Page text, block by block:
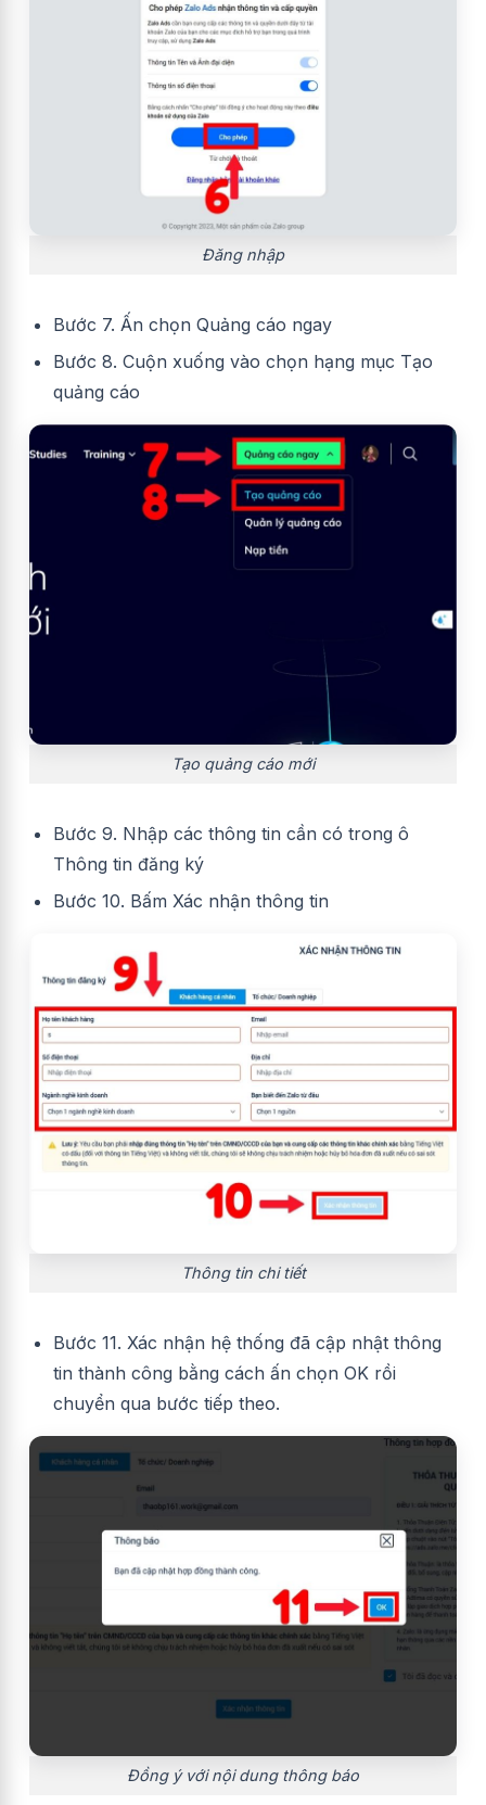
Đăng nhập
Bước 7. Ấn chọn Quảng cáo ngay
Bước 8. Cuộn xuống vào chọn hạng mục Tạo
quảng cáo
Tạo quảng cáo mới
Bước 9. Nhập các thông tin cần có trong ô
Thông tin đăng ký
Bước 10. Bấm Xác nhận thông tin
Thông tin chi tiết
Bước 11. Xác nhận hệ thống đã cập nhật thông
tin thành công bằng cách ấn chọn OK rồi
chuyển qua bước tiếp theo.
Đồng ý với nội dung thông báo